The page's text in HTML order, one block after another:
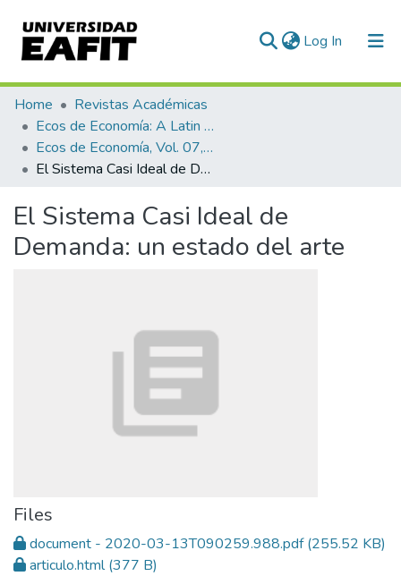
Log In (current)
Communities & Collections
All of DSpace
Home
Revistas Académicas
Ecos de Economía: A Latin American Journal of Applied Economics
Ecos de Economía, Vol. 07, No. 16 (2003)
El Sistema Casi Ideal de Demanda: un estado del arte
El Sistema Casi Ideal de
Demanda: un estado del arte
Files
document - 2020-03-13T090259.988.pdf(255.52 KB)
articulo.html(377 B)